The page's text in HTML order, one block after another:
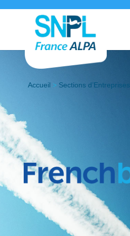
Accueil > Sections d’Entreprises